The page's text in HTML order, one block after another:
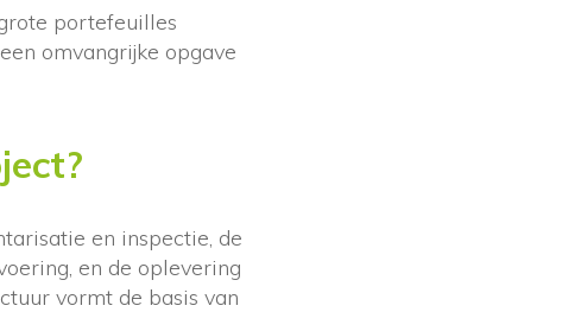
portefeuilles
omvangrijke opgave
en inspectie, de
en de oplevering
vormt de basis van